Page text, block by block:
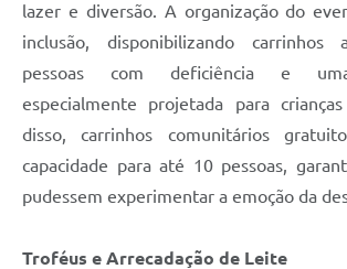
lazer e diversão. A organização do
inclusão, disponibilizando carrinhos
pessoas com deficiência e uma
especialmente projetada para
disso, carrinhos comunitários
capacidade para até 10 pessoas,
pudessem experimentar a emoção da
Troféus e Arrecadação de Leite